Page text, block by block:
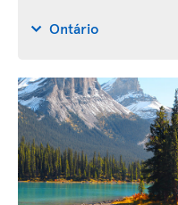
Ontário